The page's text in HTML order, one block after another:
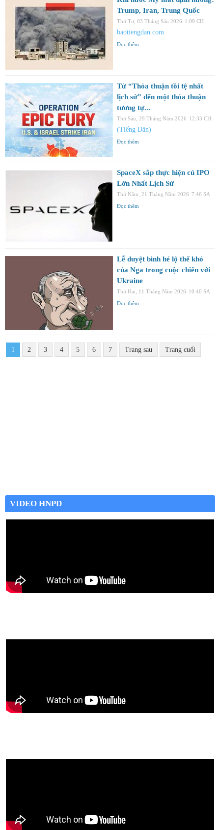
Trump, Iran, Trung Quốc
Thứ Tư, 03 Tháng Sáu 2026 1:09 CH
baotiengdan.com
Đọc thêm
Từ “Thỏa thuận tồi tệ nhất
lịch sử” đến một thỏa thuận
tương tự...
Thứ Sáu, 29 Tháng Năm 2026 12:33 CH
(Tiếng Dân)
Đọc thêm
SpaceX sắp thực hiện cú IPO
Lớn Nhất Lịch Sử
Thứ Năm, 21 Tháng Năm 2026 7:46 SA
Đọc thêm
Lễ duyệt binh hé lộ thế khó
của Nga trong cuộc chiến với
Ukraine
Thứ Hai, 11 Tháng Năm 2026 10:40 SA
Đọc thêm
1 2 3 4 5 6 7 Trang sau Trang cuối
VIDEO HNPD